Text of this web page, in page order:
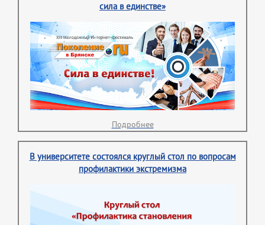
сила в единстве»
Подробнее
В университете состоялся круглый стол по вопросам
профилактики экстремизма